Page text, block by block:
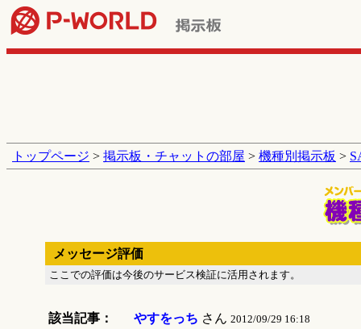
トップページ > 掲示板・チャットの部屋 > 機種別掲示板 >
メッセージ評価
ここでの評価は今後のサービス検証に活用されます。
該当記事： やすをっち さん 2012/09/29 16:18